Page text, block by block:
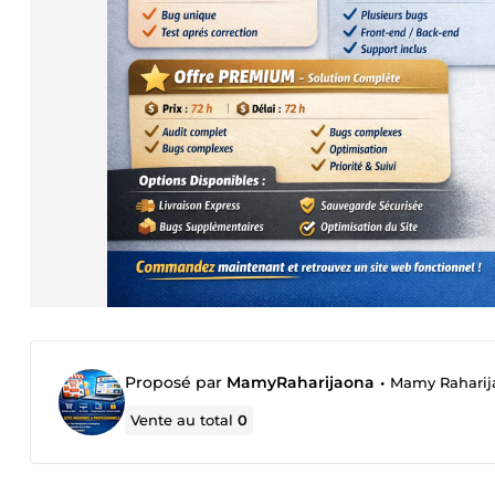
Proposé par MamyRaharijaona • Mamy
Vente au total0